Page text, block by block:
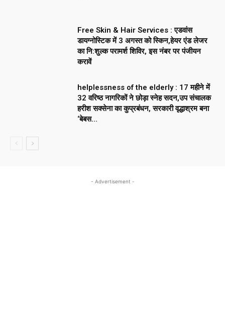
Free Skin & Hair Services : एडवांस
डायग्नोस्टिक में 3 अगस्त को स्किन,हेयर एंड लेजर
का नि:शुल्क परामर्श शिविर, इस नंबर पर पंजीयन
करावें
helplessness of the elderly : 17 महीने में
32 वरिष्ठ नागरिकों ने छोड़ा स्नेह सदन,उप संचालक
हरीश सक्सेना का कुप्रबंधन, सरकारी वृद्धाश्रम बना
‘बेबस...
- Advertisement -